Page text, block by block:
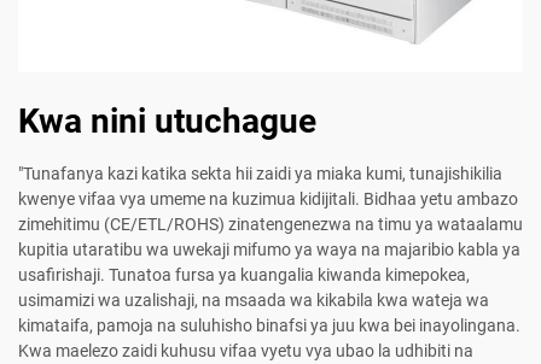
Kwa nini utuchague
"Tunafanya kazi katika sekta hii zaidi ya miaka kumi, tunajishikilia
kwenye vifaa vya umeme na kuzimua kidijitali. Bidhaa yetu ambazo
zimehitimu (CE/ETL/ROHS) zinatengenezwa na timu ya wataalamu
kupitia utaratibu wa uwekaji mifumo ya waya na majaribio kabla ya
usafirishaji. Tunatoa fursa ya kuangalia kiwanda kimepokea,
usimamizi wa uzalishaji, na msaada wa kikabila kwa wateja wa
kimataifa, pamoja na suluhisho binafsi ya juu kwa bei inayolingana.
Kwa maelezo zaidi kuhusu vifaa vyetu vya ubao la udhibiti na